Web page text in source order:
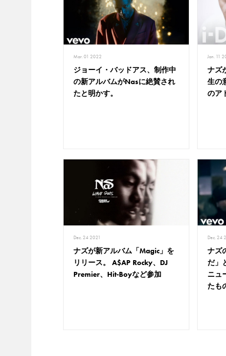
Mar. 01 2022
ジョーイ・バッドアス、制作中
の新アルバムがNasに絶賛され
たと明かす。
Jan. 11
ナズ
生の
のア
Dec. 24 2021
ナズが新アルバム「Magic」を
リリース。 A$AP Rocky、DJ
Premier、Hit-Boyなど参加
Dec. 24
ナズ
だ」
ニュ
たも